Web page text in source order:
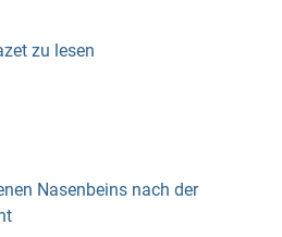
zu lesen
Nasenbeins nach der